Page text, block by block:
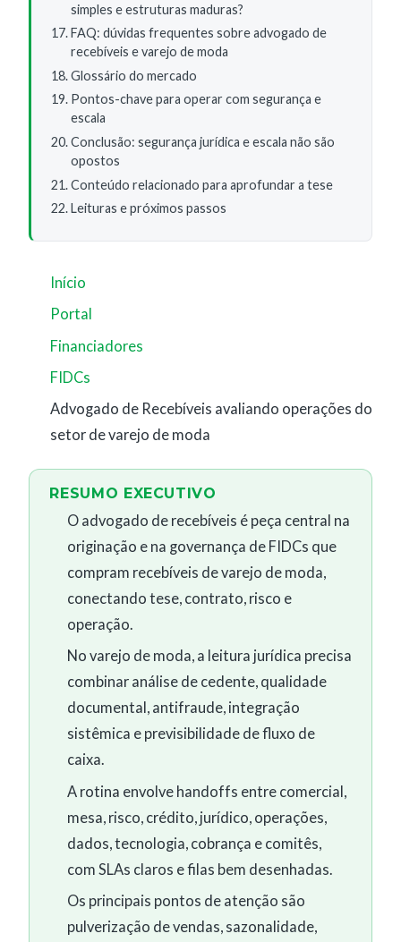
simples e estruturas maduras?
FAQ: dúvidas frequentes sobre advogado de
recebíveis e varejo de moda
Glossário do mercado
Pontos-chave para operar com segurança e
escala
Conclusão: segurança jurídica e escala não são
opostos
Conteúdo relacionado para aprofundar a tese
Leituras e próximos passos
Início
Portal
Financiadores
FIDCs
Advogado de Recebíveis avaliando operações do
setor de varejo de moda
RESUMO EXECUTIVO
O advogado de recebíveis é peça central na
originação e na governança de FIDCs que
compram recebíveis de varejo de moda,
conectando tese, contrato, risco e
operação.
No varejo de moda, a leitura jurídica precisa
combinar análise de cedente, qualidade
documental, antifraude, integração
sistêmica e previsibilidade de fluxo de
caixa.
A rotina envolve handoffs entre comercial,
mesa, risco, crédito, jurídico, operações,
dados, tecnologia, cobrança e comitês,
com SLAs claros e filas bem desenhadas.
Os principais pontos de atenção são
pulverização de vendas, sazonalidade,